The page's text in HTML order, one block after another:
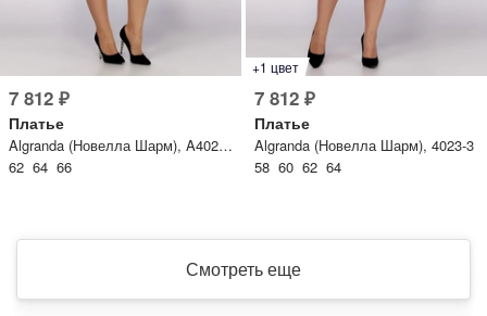
7 812 ₽
Платье
Algranda (Новелла Шарм), A4023-4
62 64 66
+1 цвет
7 812 ₽
Платье
Algranda (Новелла Шарм), 4023-3
58 60 62 64
Смотреть еще